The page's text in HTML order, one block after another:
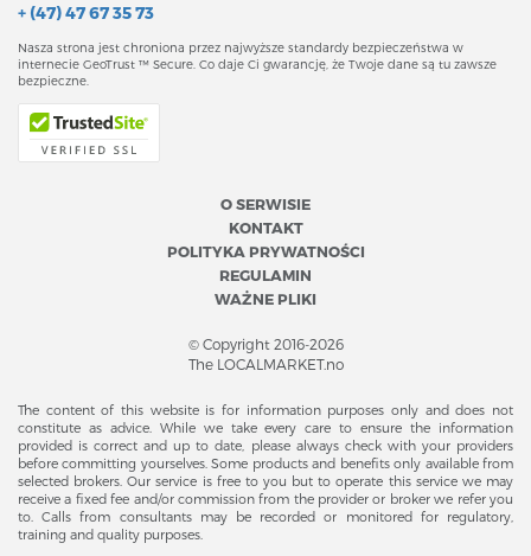
+ (47) 47 67 35 73
Nasza strona jest chroniona przez najwyższe standardy bezpieczeństwa w
internecie GeoTrust ™ Secure. Co daje Ci gwarancję, że Twoje dane są tu zawsze
bezpieczne.
O SERWISIE
KONTAKT
POLITYKA PRYWATNOŚCI
REGULAMIN
WAŻNE PLIKI
© Copyright 2016-2026
The LOCALMARKET.no
The content of this website is for information purposes only and does not
constitute as advice. While we take every care to ensure the information
provided is correct and up to date, please always check with your providers
before committing yourselves. Some products and benefits only available from
selected brokers. Our service is free to you but to operate this service we may
receive a fixed fee and/or commission from the provider or broker we refer you
to. Calls from consultants may be recorded or monitored for regulatory,
training and quality purposes.